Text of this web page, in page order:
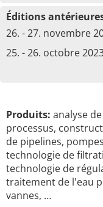
Éditions
26. - 27. novembre
25. - 26. octobre
Produits: analyse
processus,
de pipelines,
technologie de
technologie de
traitement de l'eau
vannes, …